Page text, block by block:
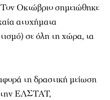
Οκτώβριο σημειώθηκε
ατυχήματα
σε όλη τη χώρα, τα
τη δραστική μείωση
ΕΛΣΤΑΤ,